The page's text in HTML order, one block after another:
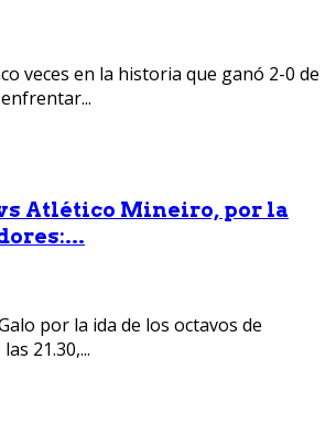
veces en la historia que ganó 2-0 de
Atlético Mineiro, por la
por la ida de los octavos de
21.30,...